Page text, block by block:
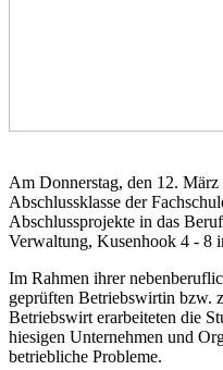
Am Donnerstag, den 12. März
Abschlussklasse der
Abschlussprojekte in das
Verwaltung, Kusenhook 4 - 8
Im Rahmen ihrer
geprüften Betriebswirtin bzw.
Betriebswirt erarbeiteten die
hiesigen Unternehmen und
betriebliche Probleme.